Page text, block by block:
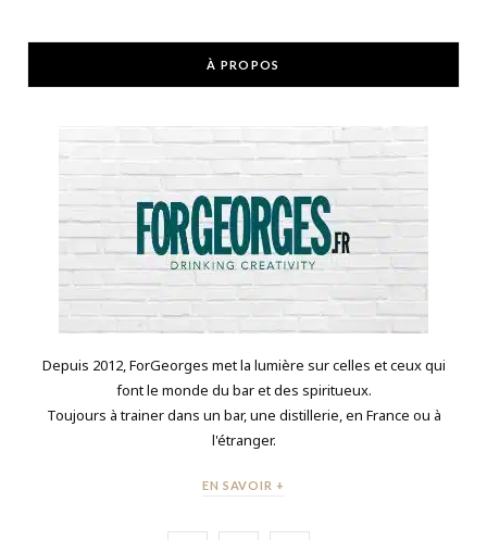
À PROPOS
Depuis 2012, ForGeorges met la lumière sur celles et ceux qui
font le monde du bar et des spiritueux.
Toujours à trainer dans un bar, une distillerie, en France ou à
l'étranger.
EN SAVOIR +